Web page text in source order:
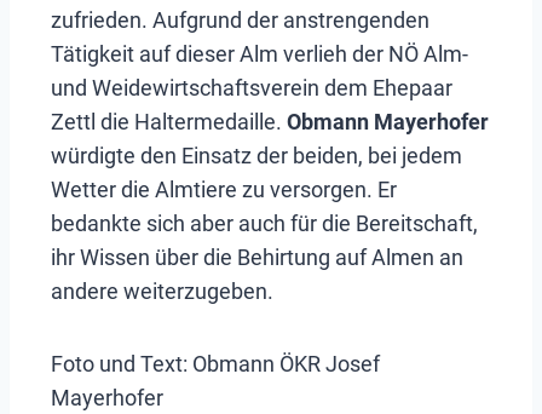
zufrieden. Aufgrund der anstrengenden
Tätigkeit auf dieser Alm verlieh der NÖ Alm-
und Weidewirtschaftsverein dem Ehepaar
Zettl die Haltermedaille. Obmann Mayerhofer
würdigte den Einsatz der beiden, bei jedem
Wetter die Almtiere zu versorgen. Er
bedankte sich aber auch für die Bereitschaft,
ihr Wissen über die Behirtung auf Almen an
andere weiterzugeben.
Foto und Text: Obmann ÖKR Josef
Mayerhofer